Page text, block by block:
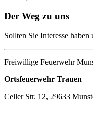
Der Weg zu uns
Sollten Sie Interesse
Freiwillige Feuerwehr
Ortsfeuerwehr Trauen
Celler Str. 12, 29633